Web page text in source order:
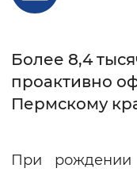
Без
Более 8,4
проактивно
Пермскому
При